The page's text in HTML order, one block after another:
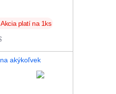
Akcia platí na 1ks